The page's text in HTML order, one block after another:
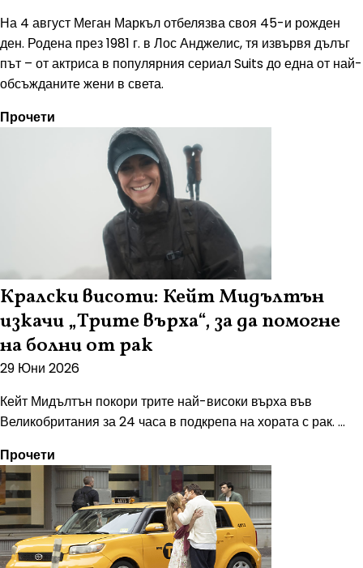
На 4 август Меган Маркъл отбелязва своя 45-и рожден
ден. Родена през 1981 г. в Лос Анджелис, тя извървя дълъг
път – от актриса в популярния сериал Suits до една от най-
обсъжданите жени в света.
Прочети
Кралски висоти: Кейт Мидълтън
изкачи „Трите върха“, за да помогне
на болни от рак
29 Юни 2026
Кейт Мидълтън покори трите най-високи върха във
Великобритания за 24 часа в подкрепа на хората с рак. ...
Прочети